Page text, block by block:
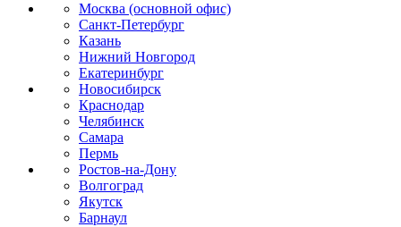
Москва (основной офис)
Санкт-Петербург
Казань
Нижний Новгород
Екатеринбург
Новосибирск
Краснодар
Челябинск
Самара
Пермь
Ростов-на-Дону
Волгоград
Якутск
Барнаул